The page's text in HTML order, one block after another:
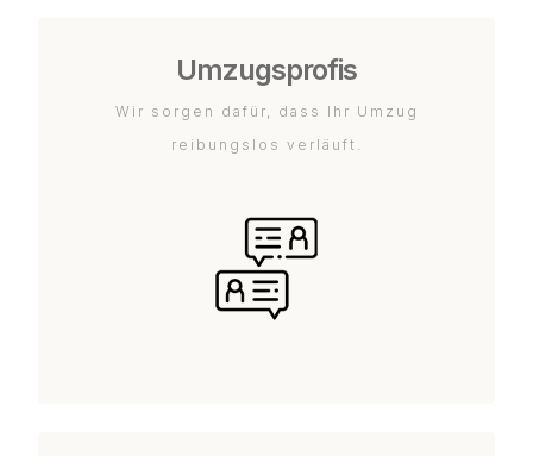
Umzugsprofis
Wir sorgen dafür, dass Ihr Umzug
reibungslos verläuft.